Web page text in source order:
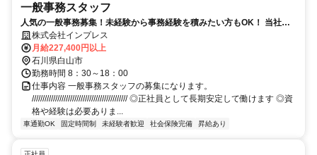
一般事務スタッフ
人気の一般事務募集！未経験から事務経験を積みたい方もOK！ 当社で
正社員として安定して働きませんか！
株式会社インプレス
月給227,400円以上
石川県白山市
勤務時間 8：30～18：00
仕事内容 一般事務スタッフの募集になります。
///////////////////////////////////////////// ◎正社員として長期安定して働けます ◎資
格や経験は必要ありま...
車通勤OK 固定時間制 未経験者歓迎 社会保険完備 昇給あり